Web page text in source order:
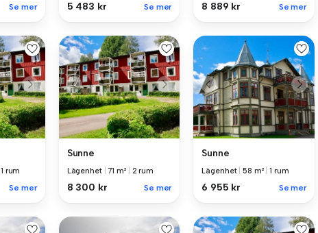
Se mer 5 483 kr Se mer 8 889 kr Se mer
1 rum
Se mer
Sunne
Lägenhet |71 m² 2 rum
8 300 kr Se mer
Sunne
Lägenhet |58 m² |1 rum
6 955 kr Se mer